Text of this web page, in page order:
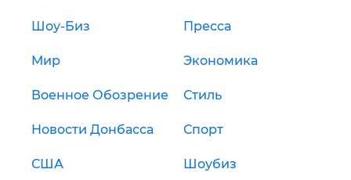
Шоу-Биз Пресса
Мир Экономика
Военное Обозрение Стиль
Новости Донбасса Спорт
США Шоубиз